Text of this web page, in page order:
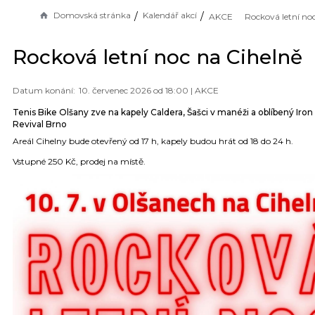
Domovská stránka Kalendář akcí AKCE
Rocková letní noc na Cihelně
10. červenec 2026 od 18:00 | AKCE
Tenis Bike Olšany zve na kapely Caldera, Šašci v manéži a oblíbený
Revival Brno
Areál Cihelny bude otevřený od 17 h, kapely budou hrát od 18 do 24 h.
Vstupné 250 Kč, prodej na místě.